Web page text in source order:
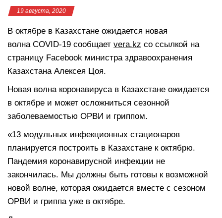
19 августа, 2020
В октябре в Казахстане ожидается новая
волна COVID-19 сообщает vera.kz со ссылкой на
страницу Facebook министра здравоохранения
Казахстана Алексея Цоя.
Новая волна коронавируса в Казахстане ожидается
в октябре и может осложниться сезонной
заболеваемостью ОРВИ и гриппом.
«13 модульных инфекционных стационаров
планируется построить в Казахстане к октябрю.
Пандемия коронавирусной инфекции не
закончилась. Мы должны быть готовы к возможной
новой волне, которая ожидается вместе с сезоном
ОРВИ и гриппа уже в октябре.